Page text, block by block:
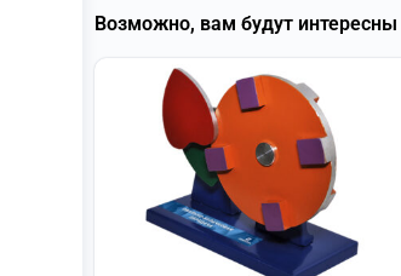
Возможно, вам будут